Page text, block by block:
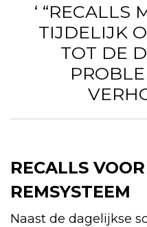
‘ “RECALLS
TIJDELIJK
TOT DE
RECALLS
REMSYSTEEM
Naast de dagelijkse